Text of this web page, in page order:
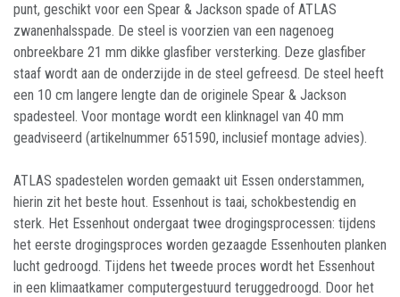
punt, geschikt voor een Spear & Jackson spade of ATLAS
zwanenhalsspade. De steel is voorzien van een nagenoeg
onbreekbare 21 mm dikke glasfiber versterking. Deze glasfiber
staaf wordt aan de onderzijde in de steel gefreesd. De steel heeft
een 10 cm langere lengte dan de originele Spear & Jackson
spadesteel. Voor montage wordt een klinknagel van 40 mm
geadviseerd (artikelnummer 651590, inclusief montage advies).
ATLAS spadestelen worden gemaakt uit Essen onderstammen,
hierin zit het beste hout. Essenhout is taai, schokbestendig en
sterk. Het Essenhout ondergaat twee drogingsprocessen: tijdens
het eerste drogingsproces worden gezaagde Essenhouten planken
lucht gedroogd. Tijdens het tweede proces wordt het Essenhout
in een klimaatkamer computergestuurd teruggedroogd. Door het